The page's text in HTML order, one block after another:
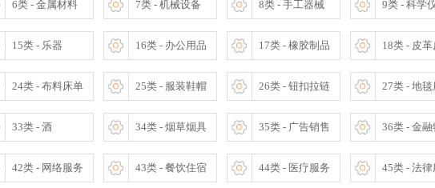
6类 - 金属材料 7类 - 机械设备 8类 - 手工器械 9类 - 科学
15类 - 乐器 16类 - 办公用品 17类 - 橡胶制品 18类 - 皮
24类 - 布料床单 25类 - 服装鞋帽 26类 - 钮扣拉链 27类 - 地
33类 - 酒 34类 - 烟草烟具 35类 - 广告销售 36类 - 金
42类 - 网络服务 43类 - 餐饮住宿 44类 - 医疗服务 45类 - 法